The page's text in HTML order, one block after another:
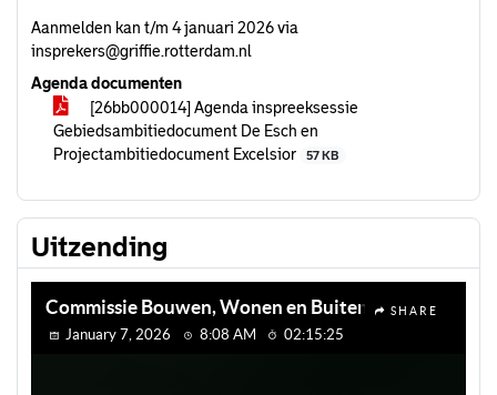
Aanmelden kan t/m 4 januari 2026 via
insprekers@griffie.rotterdam.nl
Agenda documenten
[26bb000014] Agenda inspreeksessie
Gebiedsambitiedocument De Esch en
Projectambitiedocument Excelsior
57 KB
Uitzending